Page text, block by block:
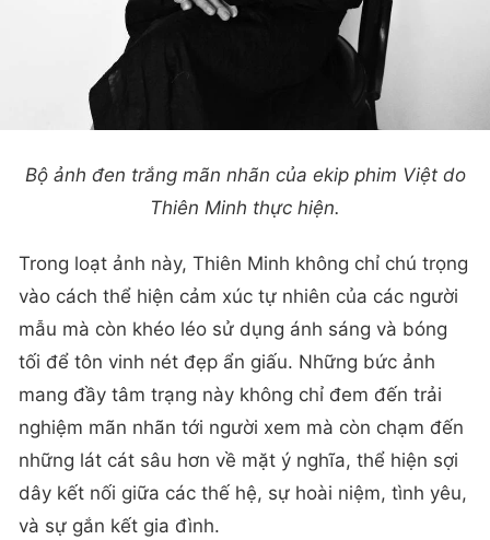
Bộ ảnh đen trắng mãn nhãn của ekip phim Việt do
Thiên Minh thực hiện.
Trong loạt ảnh này, Thiên Minh không chỉ chú trọng
vào cách thể hiện cảm xúc tự nhiên của các người
mẫu mà còn khéo léo sử dụng ánh sáng và bóng
tối để tôn vinh nét đẹp ẩn giấu. Những bức ảnh
mang đầy tâm trạng này không chỉ đem đến trải
nghiệm mãn nhãn tới người xem mà còn chạm đến
những lát cát sâu hơn về mặt ý nghĩa, thể hiện sợi
dây kết nối giữa các thế hệ, sự hoài niệm, tình yêu,
và sự gắn kết gia đình.